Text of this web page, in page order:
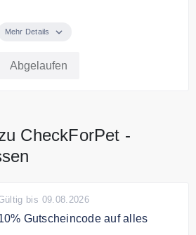
55% Rabatt auf alle Probierboxen.
11,90 € zzgl.
Warenkorb.
Mehr Details
Abgelaufen
CheckForPet -
bis 09.08.2026
Gutscheincode auf alles